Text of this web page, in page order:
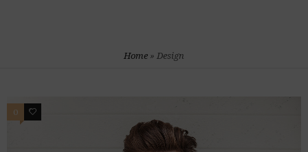
Home » Design
0 1